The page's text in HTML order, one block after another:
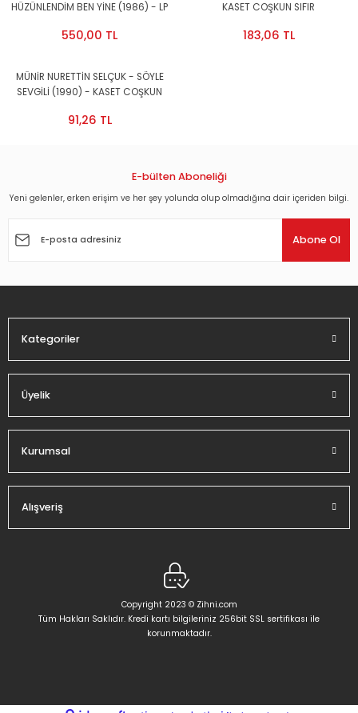
HÜZÜNLENDİM BEN YİNE (1986) - LP
550,00 TL
KASET COŞKUN SIFIR
183,06 TL
MÜNİR NURETTİN SELÇUK - SÖYLE
SEVGİLİ (1990) - KASET COŞKUN
91,26 TL
E-bülten Aboneliği
Yeni gelenler, erken erişim ve her şey yolunda olup olmadığına dair içeriden bilgi.
Abone Ol
Kategoriler
Üyelik
Kurumsal
Alışveriş
Copyright 2023 © Zihni.com
Tüm Hakları Saklıdır. Kredi kartı bilgileriniz 256bit SSL sertifikası ile
korunmaktadır.